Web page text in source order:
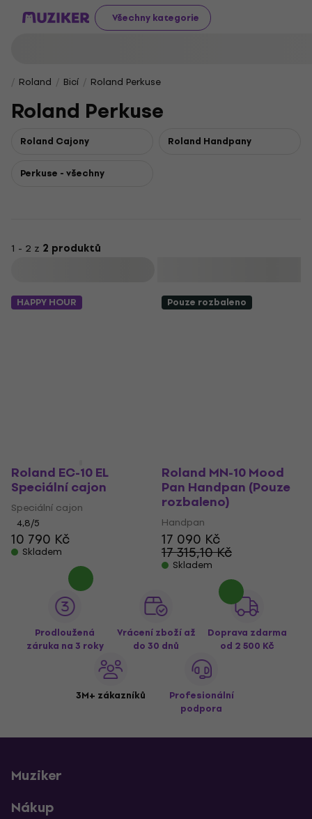
Všechny kategorie
Roland Bicí Roland Perkuse
Roland Perkuse
Roland Cajony Roland Handpany
Perkuse - všechny
1 - 2 z 2 produktů
HAPPY HOUR
Roland EC-10 EL
Speciální cajon
Speciální cajon
4,8/5
10 790 Kč
Skladem
Pouze rozbaleno
Roland MN-10 Mood
Pan Handpan (Pouze
rozbaleno)
Handpan
17 090 Kč
17 315,10 Kč
Skladem
Prodloužená
záruka na 3 roky
Vrácení zboží až
do 30 dnů
Doprava zdarma
od 2 500 Kč
3M+ zákazníků
Profesionální
podpora
Muziker
Nákup